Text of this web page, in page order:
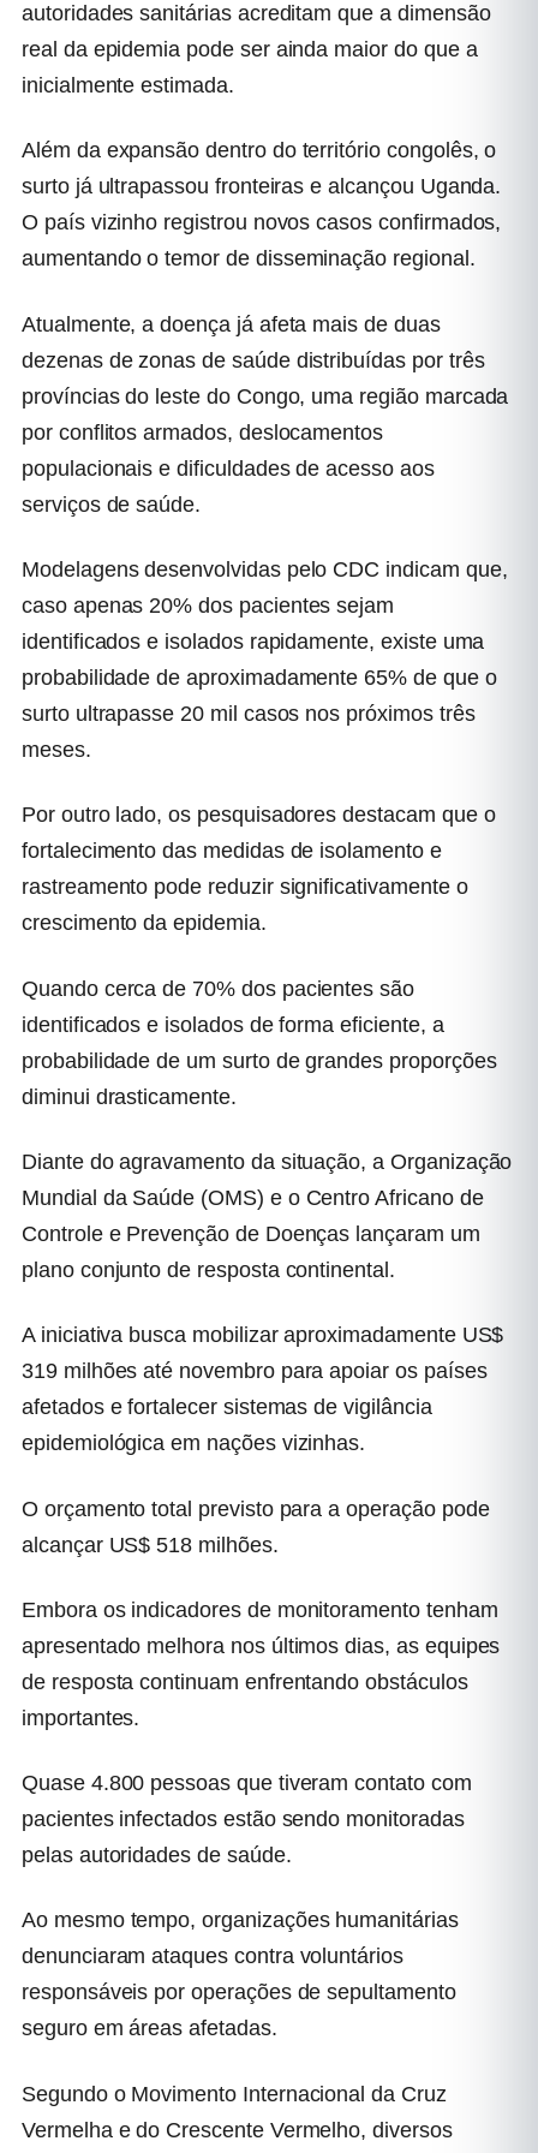
autoridades sanitárias acreditam que a dimensão
real da epidemia pode ser ainda maior do que a
inicialmente estimada.
Além da expansão dentro do território congolês, o
surto já ultrapassou fronteiras e alcançou Uganda.
O país vizinho registrou novos casos confirmados,
aumentando o temor de disseminação regional.
Atualmente, a doença já afeta mais de duas
dezenas de zonas de saúde distribuídas por três
províncias do leste do Congo, uma região marcada
por conflitos armados, deslocamentos
populacionais e dificuldades de acesso aos
serviços de saúde.
Modelagens desenvolvidas pelo CDC indicam que,
caso apenas 20% dos pacientes sejam
identificados e isolados rapidamente, existe uma
probabilidade de aproximadamente 65% de que o
surto ultrapasse 20 mil casos nos próximos três
meses.
Por outro lado, os pesquisadores destacam que o
fortalecimento das medidas de isolamento e
rastreamento pode reduzir significativamente o
crescimento da epidemia.
Quando cerca de 70% dos pacientes são
identificados e isolados de forma eficiente, a
probabilidade de um surto de grandes proporções
diminui drasticamente.
Diante do agravamento da situação, a Organização
Mundial da Saúde (OMS) e o Centro Africano de
Controle e Prevenção de Doenças lançaram um
plano conjunto de resposta continental.
A iniciativa busca mobilizar aproximadamente US$
319 milhões até novembro para apoiar os países
afetados e fortalecer sistemas de vigilância
epidemiológica em nações vizinhas.
O orçamento total previsto para a operação pode
alcançar US$ 518 milhões.
Embora os indicadores de monitoramento tenham
apresentado melhora nos últimos dias, as equipes
de resposta continuam enfrentando obstáculos
importantes.
Quase 4.800 pessoas que tiveram contato com
pacientes infectados estão sendo monitoradas
pelas autoridades de saúde.
Ao mesmo tempo, organizações humanitárias
denunciaram ataques contra voluntários
responsáveis por operações de sepultamento
seguro em áreas afetadas.
Segundo o Movimento Internacional da Cruz
Vermelha e do Crescente Vermelho, diversos